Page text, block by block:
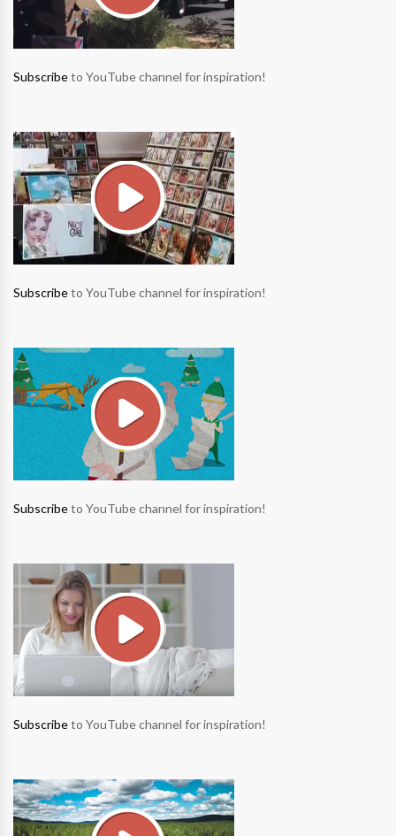
Subscribeto YouTube channel for inspiration!
Subscribeto YouTube channel for inspiration!
Subscribeto YouTube channel for inspiration!
Subscribeto YouTube channel for inspiration!